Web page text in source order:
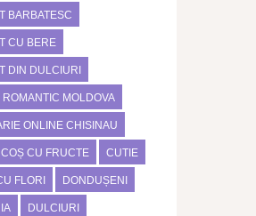
BARBATESC
CU BERE
DIN DULCIURI
MOLDOVA
ONLINE CHISINAU
COȘ CU FRUCTE CUTIE
FLORI DONDUȘENI
DULCIURI